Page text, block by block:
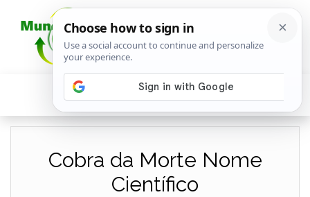
Cobra da Morte Nome
Científico